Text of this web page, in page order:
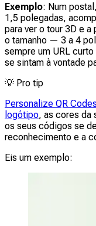
Exemplo: Num
1,5 polegadas,
para ver o tour 3D e
o tamanho — 3 a 4
sempre um URL
se sintam à vontade
💡 Pro tip
Personalize QR
logótipo, as cores da
os seus códigos se
reconhecimento e a
Eis um exemplo: